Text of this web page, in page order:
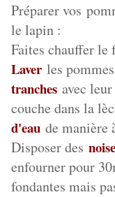
Préparer vos
le lapin :
Faites chauffer le
Laver les
tranches avec
couche dans la
d'eau de manière
Disposer des
enfourner pour
fondantes mais